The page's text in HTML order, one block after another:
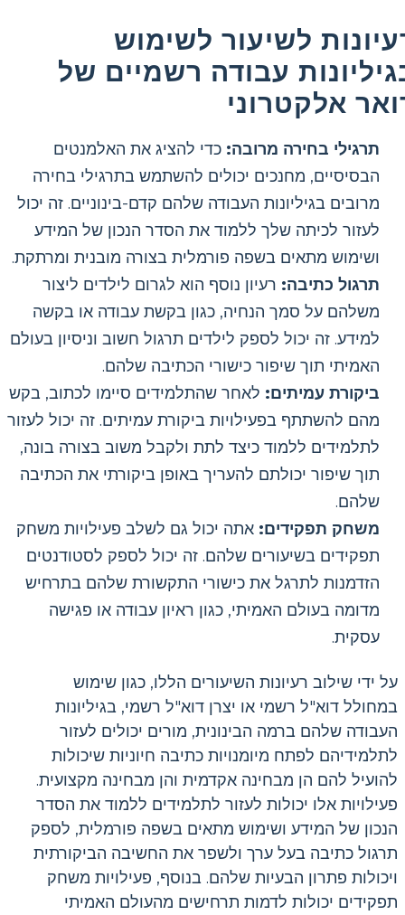
לשיעור לשימוש
עבודה רשמיים של
אלקטרוני
תרגילי בחירה מרובה: כדי להציג את האלמנטים
הבסיסיים, מחנכים יכולים להשתמש בתרגילי בחירה
מרובים בגיליונות העבודה שלהם קדם-בינוניים. זה יכול
לעזור לכיתה שלך ללמוד את הסדר הנכון של המידע
ושימוש מתאים בשפה פורמלית בצורה מובנית ומרתקת.
תרגול כתיבה: רעיון נוסף הוא לגרום לילדים ליצור
משלהם על סמך הנחיה, כגון בקשת עבודה או בקשה
למידע. זה יכול לספק לילדים תרגול חשוב וניסיון בעולם
האמיתי תוך שיפור כישורי הכתיבה שלהם.
ביקורת עמיתים: לאחר שהתלמידים סיימו לכתוב, בקש
מהם להשתתף בפעילויות ביקורת עמיתים. זה יכול לעזור
לתלמידים ללמוד כיצד לתת ולקבל משוב בצורה בונה,
תוך שיפור יכולתם להעריך באופן ביקורתי את הכתיבה
שלהם.
משחק תפקידים: אתה יכול גם לשלב פעילויות משחק
תפקידים בשיעורים שלהם. זה יכול לספק לסטודנטים
הזדמנות לתרגל את כישורי התקשורת שלהם בתרחיש
מדומה בעולם האמיתי, כגון ראיון עבודה או פגישה
עסקית.
על ידי שילוב רעיונות השיעורים הללו, כגון שימוש
במחולל דוא"ל רשמי או יצרן דוא"ל רשמי, בגיליונות
העבודה שלהם ברמה הבינונית, מורים יכולים לעזור
לתלמידיהם לפתח מיומנויות כתיבה חיוניות שיכולות
להועיל להם הן מבחינה אקדמית והן מבחינה מקצועית.
פעילויות אלו יכולות לעזור לתלמידים ללמוד את הסדר
הנכון של המידע ושימוש מתאים בשפה פורמלית, לספק
תרגול כתיבה בעל ערך ולשפר את החשיבה הביקורתית
ויכולות פתרון הבעיות שלהם. בנוסף, פעילויות משחק
תפקידים יכולות לדמות תרחישים מהעולם האמיתי